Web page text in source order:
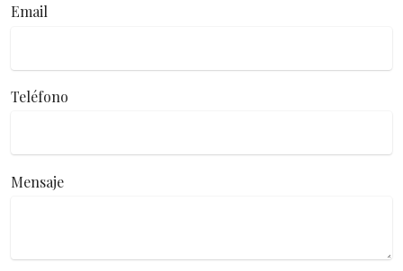
Email
Teléfono
Mensaje